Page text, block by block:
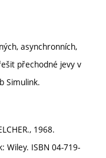
asynchronních,
přechodné jevy v
Simulink.
1968.
Wiley. ISBN 04-719-